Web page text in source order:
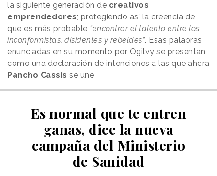
la siguiente generación de creativos
emprendedores; protegiendo así la creencia de
que es más probable “encontrar el talento entre los
inconformistas, disidentes y rebeldes”. Esas palabras
enunciadas en su momento por Ogilvy se presentan
como una declaración de intenciones a las que ahora
Pancho Cassis se une
Es normal que te entren
ganas, dice la nueva
campaña del Ministerio
de Sanidad